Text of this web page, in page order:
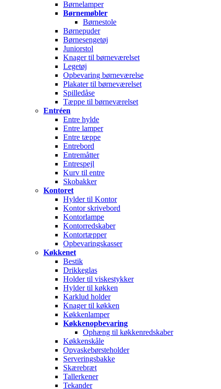
Børnelamper
Børnemøbler
Børnestole
Børnepuder
Børnesengetøj
Juniorstol
Knager til børneværelset
Legetøj
Opbevaring børneværelse
Plakater til børneværelset
Spilledåse
Tæppe til børneværelset
Entréen
Entre hylde
Entre lamper
Entre tæppe
Entrebord
Entremåtter
Entrespejl
Kurv til entre
Skobakker
Kontoret
Hylder til Kontor
Kontor skrivebord
Kontorlampe
Kontorredskaber
Kontortæpper
Opbevaringskasser
Køkkenet
Bestik
Drikkeglas
Holder til viskestykker
Hylder til køkken
Karklud holder
Knager til køkken
Køkkenlamper
Køkkenopbevaring
Ophæng til køkkenredskaber
Køkkenskåle
Opvaskebørsteholder
Serveringsbakke
Skærebræt
Tallerkener
Tekander